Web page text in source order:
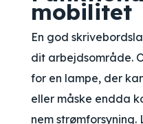
mobilitet
En god
dit arbejdsområde.
for en lampe, der
eller måske endda
nem